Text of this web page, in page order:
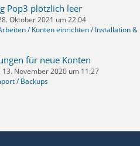
Pop3 plötzlich leer
Oktober 2021 um 22:04
/ Konten einrichten / Installation &
für neue Konten
13. November 2020 um 11:27
/ Backups